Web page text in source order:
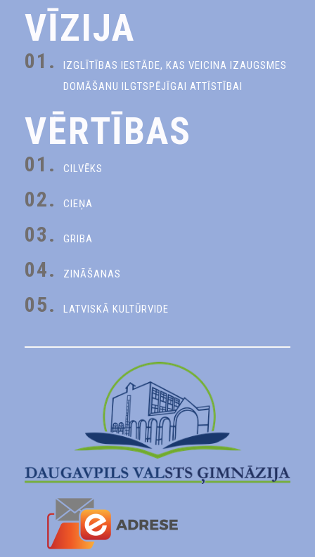
VĪZIJA
01.
IZGLĪTĪBAS IESTĀDE, KAS VEICINA IZAUGSMES
DOMĀŠANU ILGTSPĒJĪGAI ATTĪSTĪBAI
VĒRTĪBAS
01. CILVĒKS
02. CIEŅA
03. GRIBA
04. ZINĀŠANAS
05. LATVISKĀ KULTŪRVIDE